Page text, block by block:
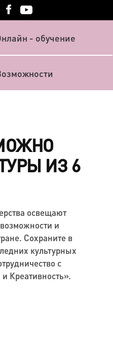
- обучение
ИЗ 6
освещают
и
Сохраните в
культурных
с
Креативность».